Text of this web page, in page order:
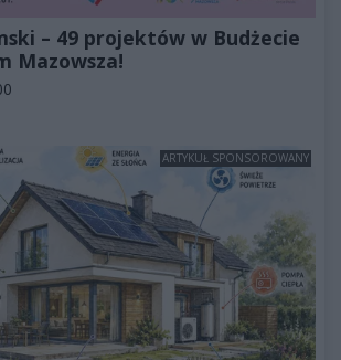
– 49 projektów w Budżecie
Mazowsza!
ARTYKUŁ SPONSOROWANY